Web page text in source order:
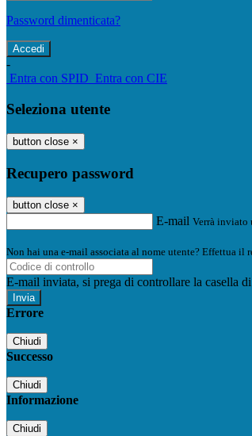
Password dimenticata?
-
Entra con SPID Entra con CIE
Seleziona utente
button close ×
Recupero password
button close ×
E-mail Verrà inviato
Non hai una e-mail associata al nome utente? Effettua il
E-mail inviata, si prega di controllare la casella
Errore
Chiudi
Successo
Chiudi
Informazione
Chiudi